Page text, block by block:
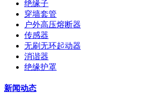
绝缘子
穿墙套管
户外高压熔断器
传感器
无刷无环起动器
消谐器
绝缘护罩
新闻动态